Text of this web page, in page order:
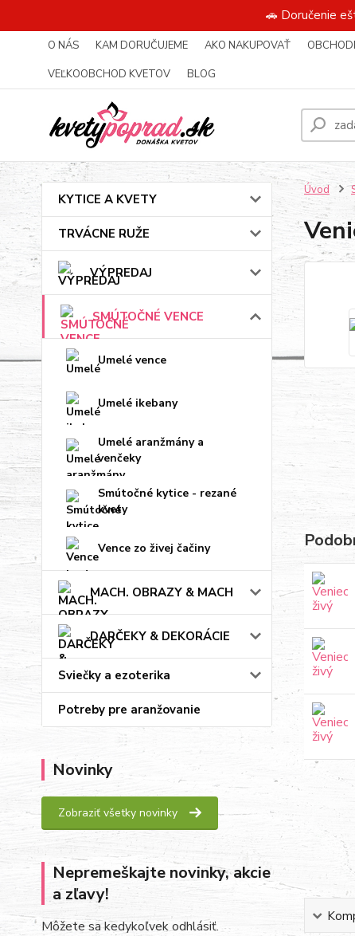
🚗 Doručenie
O NÁS KAM DORUČUJEME AKO NAKUPOVAŤ
VEĽKOOBCHOD KVETOV
BLOG
KYTICE A KVETY
TRVÁCNE RUŽE
VÝPREDAJ
SMÚTOČNÉ VENCE
Umelé vence
Umelé ikebany
Umelé aranžmány a
venčeky
Smútočné kytice - rezané
kvety
Vence zo živej čačiny
MACH. OBRAZY & MACH
DARČEKY & DEKORÁCIE
Sviečky a ezoterika
Potreby pre aranžovanie
Novinky
Zobraziť všetky novinky
Nepremeškajte novinky, akcie
a zľavy!
Môžete sa kedykoľvek odhlásiť.
Úvod